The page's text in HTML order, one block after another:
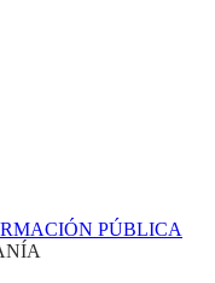
PÚBLICA